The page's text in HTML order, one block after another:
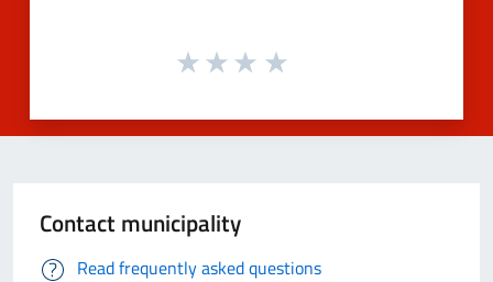
Contact municipality
Read frequently asked questions